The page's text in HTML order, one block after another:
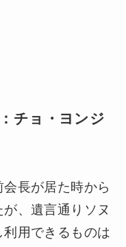
チョ・ヨンジ
長が居た時から
、遺言通りソヌ
用できるものは